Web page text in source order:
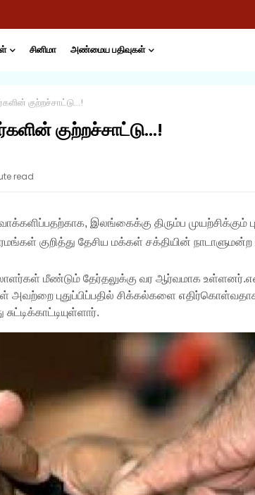
சினிமா அண்மைய பதிவுகள்
குற்றச்சாட்டு...!
குற்றச்சாட்டு...!
read
இலங்கைக்கு திரும்ப முயற்சிக்கும்
குறித்து தேசிய மக்கள் சக்தியின் நாடாளுமன்ற
மீண்டும் தேர்தலுக்கு வர ஆர்வமாக
அவற்றை புதுப்பிப்பதில் சிக்கல்களை